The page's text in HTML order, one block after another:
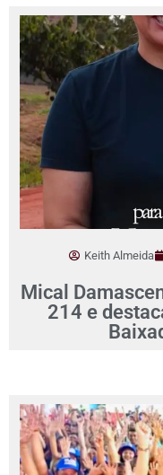
Keith Almeida
Mical
214 e